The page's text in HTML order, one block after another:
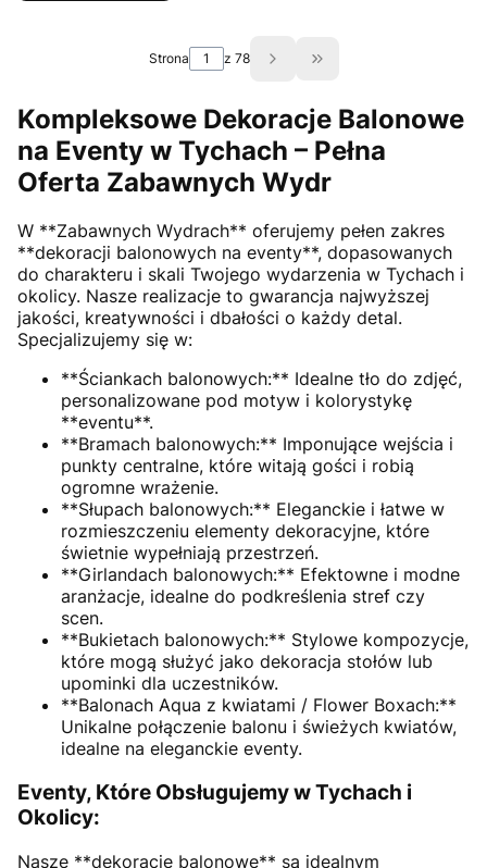
Strona z 78 Przejdź do ostatniej
Kompleksowe Dekoracje Balonowe
na Eventy w Tychach – Pełna
Oferta Zabawnych Wydr
W **Zabawnych Wydrach** oferujemy pełen zakres
**dekoracji balonowych na eventy**, dopasowanych
do charakteru i skali Twojego wydarzenia w Tychach i
okolicy. Nasze realizacje to gwarancja najwyższej
jakości, kreatywności i dbałości o każdy detal.
Specjalizujemy się w:
**Ściankach balonowych:** Idealne tło do zdjęć,
personalizowane pod motyw i kolorystykę
**eventu**.
**Bramach balonowych:** Imponujące wejścia i
punkty centralne, które witają gości i robią
ogromne wrażenie.
**Słupach balonowych:** Eleganckie i łatwe w
rozmieszczeniu elementy dekoracyjne, które
świetnie wypełniają przestrzeń.
**Girlandach balonowych:** Efektowne i modne
aranżacje, idealne do podkreślenia stref czy
scen.
**Bukietach balonowych:** Stylowe kompozycje,
które mogą służyć jako dekoracja stołów lub
upominki dla uczestników.
**Balonach Aqua z kwiatami / Flower Boxach:**
Unikalne połączenie balonu i świeżych kwiatów,
idealne na eleganckie eventy.
Eventy, Które Obsługujemy w Tychach i
Okolicy:
Nasze **dekoracje balonowe** są idealnym